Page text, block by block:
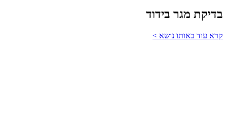
בדיקת מגר בידוד
קרא עוד באותו נושא >